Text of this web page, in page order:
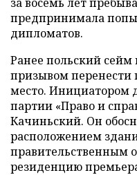
предпринимала
дипломатов.
Ранее польский
призывом перенести
место. Инициатором
партии «Право и
Качиньский. Он
расположением
правительственным
резиденцию